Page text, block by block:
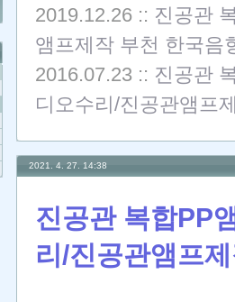
2019.12.26 :: 진공관
앰프제작 부천 한국음
2016.07.23 :: 진공관
디오수리/진공관앰프
2021. 4. 27. 14:38
진공관 복합PP
리/진공관앰프